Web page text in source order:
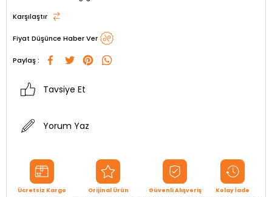
Karşılaştır
Fiyat Düşünce Haber Ver
Paylaş :
Tavsiye Et
Yorum Yaz
Ücretsiz Kargo
Orijinal Ürün
Güvenli Alışveriş
Kolay İade